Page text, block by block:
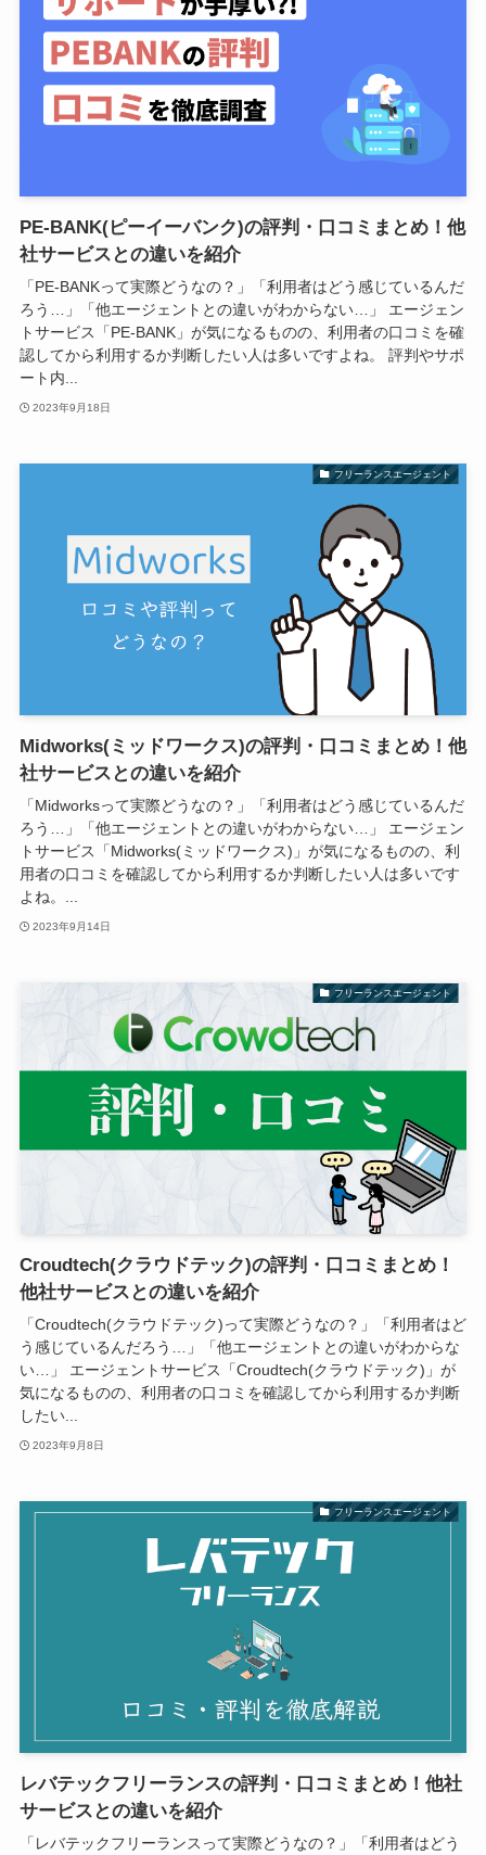
PE-BANK(ピーイーバンク)の評判・口コミまとめ！他
社サービスとの違いを紹介
「PE-BANKって実際どうなの？」「利用者はどう感じているんだ
ろう…」「他エージェントとの違いがわからない…」 エージェン
トサービス「PE-BANK」が気になるものの、利用者の口コミを確
認してから利用するか判断したい人は多いですよね。 評判やサポ
ート内...
2023年9月18日
フリーランスエージェント
Midworks(ミッドワークス)の評判・口コミまとめ！他
社サービスとの違いを紹介
「Midworksって実際どうなの？」「利用者はどう感じているんだ
ろう…」「他エージェントとの違いがわからない…」 エージェン
トサービス「Midworks(ミッドワークス)」が気になるものの、利
用者の口コミを確認してから利用するか判断したい人は多いです
よね。...
2023年9月14日
フリーランスエージェント
Croudtech(クラウドテック)の評判・口コミまとめ！
他社サービスとの違いを紹介
「Croudtech(クラウドテック)って実際どうなの？」「利用者はど
う感じているんだろう…」「他エージェントとの違いがわからな
い…」 エージェントサービス「Croudtech(クラウドテック)」が
気になるものの、利用者の口コミを確認してから利用するか判断
したい...
2023年9月8日
フリーランスエージェント
レバテックフリーランスの評判・口コミまとめ！他社
サービスとの違いを紹介
「レバテックフリーランスって実際どうなの？」「利用者はどう